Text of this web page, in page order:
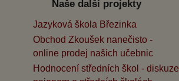
Naše další projekty
Jazyková škola Březinka
Obchod Zkoušek nanečisto -
online prodej našich učebnic
Hodnocení středních škol - diskuze